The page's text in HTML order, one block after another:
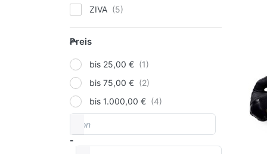
ZIVA
Preis
Preis
bis 25,00 €
bis 75,00 €
bis 1.000,00 €
Preisspanne
-
ZIVA